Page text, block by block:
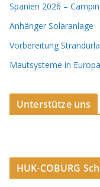
Spanien 2026 –
Anhänger Solaranlage
Vorbereitung
Mautsysteme in
Unterstütze uns
HUK-COBURG